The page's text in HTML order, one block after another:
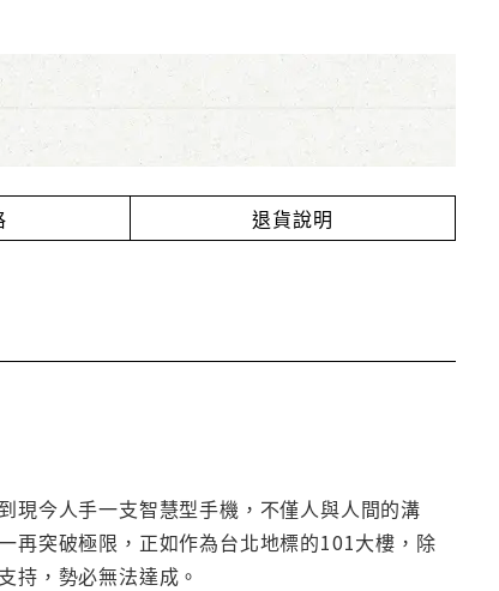
退貨說明
現今人手一支智慧型手機，不僅人與人間的溝
再突破極限，正如作為台北地標的101大樓，除
持，勢必無法達成。